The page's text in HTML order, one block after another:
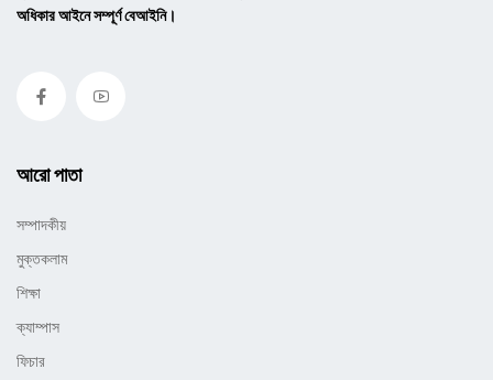
অধিকার আইনে সম্পূর্ণ বেআইনি।
আরো পাতা
সম্পাদকীয়
মুক্তকলাম
শিক্ষা
ক্যাম্পাস
ফিচার